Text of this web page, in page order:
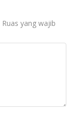
Ruas yang wajib